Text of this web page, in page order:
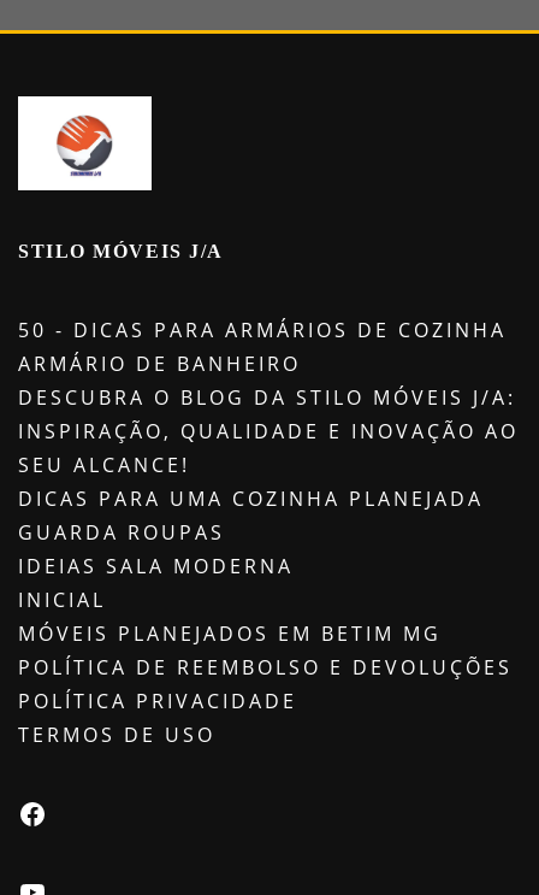
STILO MÓVEIS J/A
50 - DICAS PARA ARMÁRIOS DE COZINHA
ARMÁRIO DE BANHEIRO
DESCUBRA O BLOG DA STILO MÓVEIS J/A:
INSPIRAÇÃO, QUALIDADE E INOVAÇÃO AO
SEU ALCANCE!
DICAS PARA UMA COZINHA PLANEJADA
GUARDA ROUPAS
IDEIAS SALA MODERNA
INICIAL
MÓVEIS PLANEJADOS EM BETIM MG
POLÍTICA DE REEMBOLSO E DEVOLUÇÕES
POLÍTICA PRIVACIDADE
TERMOS DE USO
Facebook